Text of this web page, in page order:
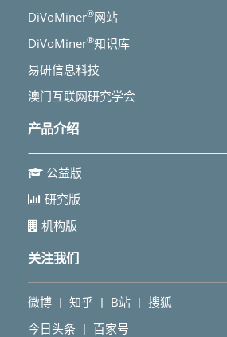
DiVoMiner®网站
DiVoMiner®知识库
易研信息科技
澳门互联网研究学会
产品介绍
公益版
研究版
机构版
关注我们
微博 丨 知乎 丨 B站 丨 搜狐
今日头条 丨 百家号